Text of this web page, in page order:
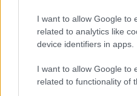
I want to allow Google to
related to analytics like
device identifiers in apps.
I want to allow Google to
related to functionality of
Leeds United Manchester
AC MilanvsManchester United